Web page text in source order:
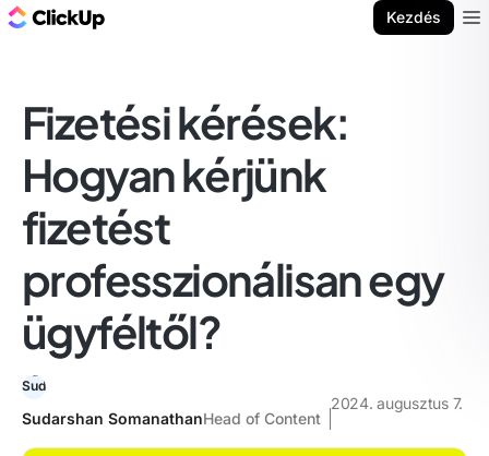
Kezdés
Fizetési kérések:
Hogyan kérjünk
fizetést
professzionálisan egy
ügyféltől?
Sudarshan SomanathanHead of Content
2024. augusztus 7.